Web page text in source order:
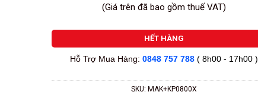
(Giá trên đã bao gồm thuế VAT)
HẾT HÀNG
Hỗ Trợ Mua Hàng:0848 757 788 ( 8h00 - 17h00 )
SKU: MAK+KP0800X